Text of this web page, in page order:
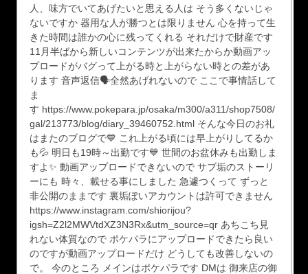
人、味方でいてあげたいと思える人は そう多くないじゃ
ないですか 器用な人が勝つとは限りません 心を持って生
きた時間は誰かの心に残ってくれる それだけで財産です
11月半ばから新しいコンテンツが出来たからか動画アッ
プロードがバグって上がる時と上がらない時との差があ
ります 音声返信🗣全然あげれないので ここで事情話して
ま
す https://www.pokepara.jp/osaka/m300/a311/shop7508/
gal/213773/blog/diary_39460752.html そんな今日のお礼
はまたのブログで💙 これ上がる頃には早上がりしてるか
も💦 明日も19時～出勤です💙 世間のお盆休みも出勤しま
すよ✨ 動画アップロードできないので サブ垢のストーリ
ーにも 時々、載せる事にしました 急遽つくって ずっと
非公開のままです 裏垢ぽいアカウントは許可できません
https://www.instagram.com/shiorijou?
igsh=Z2l2MWVtdXZ3N3Rx&utm_source=qr あちこち見
れない体質なので ポケパラにアップロードできたら良い
のですが動画アップロードだけ どうしても改善しないの
で。 今のところ メインはポケパラです DMは 御来店の御